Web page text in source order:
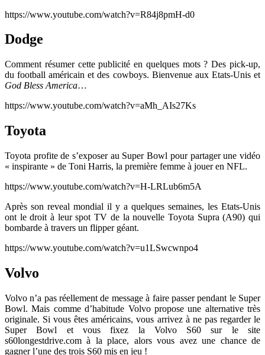
https://www.youtube.com/watch?v=R84j8pmH-d0
Dodge
Comment résumer cette publicité en quelques mots ? Des pick-up,
du football américain et des cowboys. Bienvenue aux Etats-Unis et
God Bless America…
https://www.youtube.com/watch?v=aMh_AIs27Ks
Toyota
Toyota profite de s’exposer au Super Bowl pour partager une vidéo
« inspirante » de Toni Harris, la première femme à jouer en NFL.
https://www.youtube.com/watch?v=H-LRLub6m5A
Après son reveal mondial il y a quelques semaines, les Etats-Unis
ont le droit à leur spot TV de la nouvelle Toyota Supra (A90) qui
bombarde à travers un flipper géant.
https://www.youtube.com/watch?v=u1LSwcwnpo4
Volvo
Volvo n’a pas réellement de message à faire passer pendant le Super
Bowl. Mais comme d’habitude Volvo propose une alternative très
originale. Si vous êtes américains, vous arrivez à ne pas regarder le
Super Bowl et vous fixez la Volvo S60 sur le site
s60longestdrive.com à la place, alors vous avez une chance de
gagner l’une des trois S60 mis en jeu !